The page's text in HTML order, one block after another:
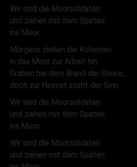
Wir sind die Moorsoldaten
und ziehen mit dem Spaten
ins Moor.
Morgens ziehen die Kolonnen
in das Moor zur Arbeit hin.
Graben bei dem Brand der Sonne,
doch zur Heimat steht der Sinn.
Wir sind die Moorsoldaten
und ziehen mit dem Spaten
ins Moor.
Wir sind die Moorsoldaten
und ziehen mit dem Spaten